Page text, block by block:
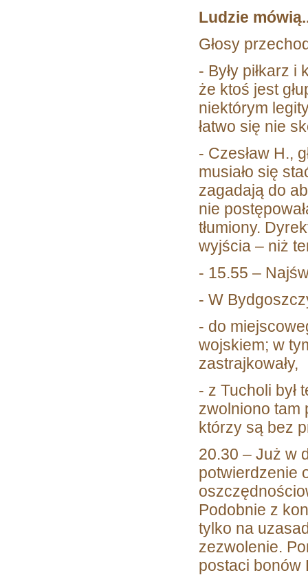
Ludzie
Głosy
- Były piłkarz
że ktoś jest
niektórym
łatwo się nie
- Czesław H.,
musiało się
zagadają do
nie
tłumiony.
wyjścia – niż
- 15.55 –
- W
- do
wojskiem; w
zastrajkowały,
- z Tucholi był
zwolniono tam
którzy są bez
20.30 – Już w
potwierdzenie
Podobnie z
tylko na
zezwolenie.
postaci bonów